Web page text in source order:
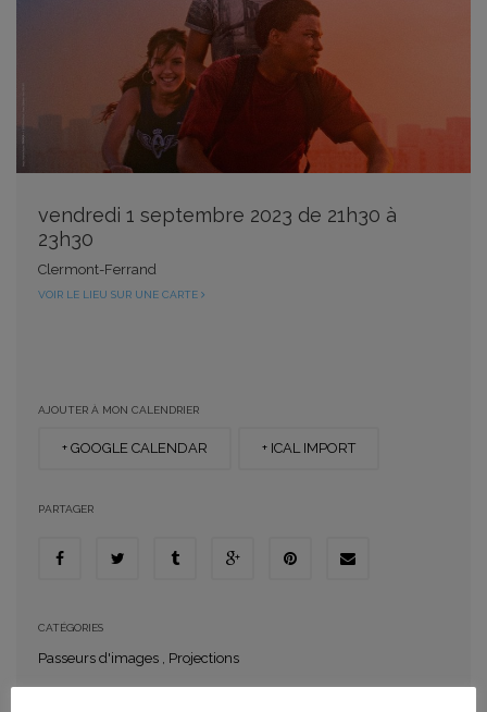
vendredi 1 septembre 2023 de 21h30 à
23h30
Clermont-Ferrand
VOIR LE LIEU SUR UNE CARTE
AJOUTER À MON CALENDRIER
+ GOOGLE CALENDAR + ICAL IMPORT
PARTAGER
CATÉGORIES
Passeurs d'images Projections